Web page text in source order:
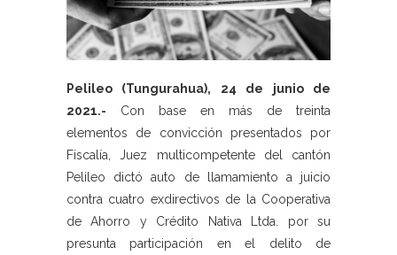
Pelileo (Tungurahua), 24 de junio de
2021.- Con base en más de treinta
elementos de convicción presentados por
Fiscalía, Juez multicompetente del cantón
Pelileo dictó auto de llamamiento a juicio
contra cuatro exdirectivos de la Cooperativa
de Ahorro y Crédito Nativa Ltda. por su
presunta participación en el delito de